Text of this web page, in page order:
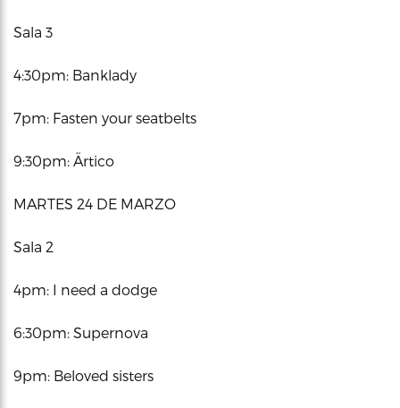
Sala 3
4:30pm: Banklady
7pm: Fasten your seatbelts
9:30pm: Ärtico
MARTES 24 DE MARZO
Sala 2
4pm: I need a dodge
6:30pm: Supernova
9pm: Beloved sisters